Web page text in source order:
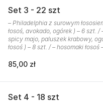
Set 3 - 22 szt
– Philadelphia z surowym
łosoś, avokado, ogórek ) – 6 szt.
spicy majo, paluszek krabowy,
łosoś ) – 8 szt. / – hosomaki łosoś
85,00 zł
Set 4 - 18 szt